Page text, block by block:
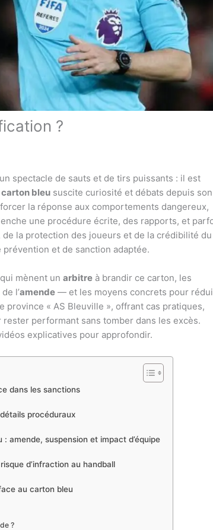
?
spectacle de sauts et de tirs puissants : il est
carton bleu suscite curiosité et débats depuis son
la réponse aux comportements dangereux,
une procédure écrite, des rapports, et
la protection des joueurs et de la crédibilité du
et de sanction adaptée.
mènent un arbitre à brandir ce carton, les
l’amende — et les moyens concrets pour
« AS Bleuville », offrant cas pratiques,
performant sans tomber dans les excès.
explicatives pour approfondir.
dans les sanctions
procéduraux
amende, suspension et impact d’équipe
d’infraction au handball
au carton bleu
?